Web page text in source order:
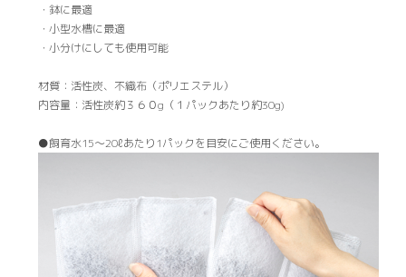
・鉢に最適
・小型水槽に最適
・小分けにしても使用可能
材質：活性炭、不織布（ポリエステル）
内容量：活性炭約３６０g（１パックあたり約30g)
●飼育水15〜20ℓあたり1パックを目安にご使用ください。